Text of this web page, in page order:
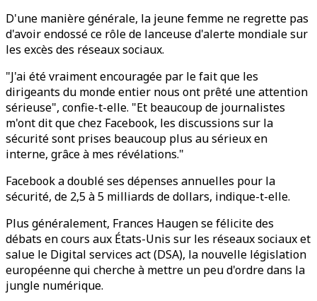
D'une manière générale, la jeune femme ne regrette pas
d'avoir endossé ce rôle de lanceuse d'alerte mondiale sur
les excès des réseaux sociaux.
"J'ai été vraiment encouragée par le fait que les
dirigeants du monde entier nous ont prêté une attention
sérieuse", confie-t-elle. "Et beaucoup de journalistes
m'ont dit que chez Facebook, les discussions sur la
sécurité sont prises beaucoup plus au sérieux en
interne, grâce à mes révélations."
Facebook a doublé ses dépenses annuelles pour la
sécurité, de 2,5 à 5 milliards de dollars, indique-t-elle.
Plus généralement, Frances Haugen se félicite des
débats en cours aux États-Unis sur les réseaux sociaux et
salue le Digital services act (DSA), la nouvelle législation
européenne qui cherche à mettre un peu d'ordre dans la
jungle numérique.